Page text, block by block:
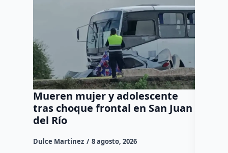
Mueren mujer y adolescente
tras choque frontal en San Juan
del Río
Dulce Martinez 8 agosto, 2026